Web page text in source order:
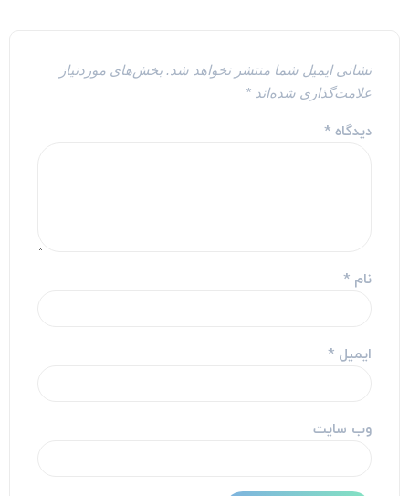
نشانی ایمیل شما منتشر نخواهد شد. بخش‌های موردنیاز
علامت‌گذاری شده‌اند*
دیدگاه*
نام*
ایمیل*
وب‌ سایت